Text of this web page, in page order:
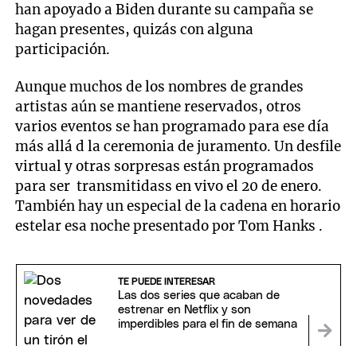
han apoyado a Biden durante su campaña se
hagan presentes, quizás con alguna
participación.
Aunque muchos de los nombres de grandes
artistas aún se mantiene reservados, otros
varios eventos se han programado para ese día
más allá d la ceremonia de juramento. Un desfile
virtual y otras sorpresas están programados
para ser transmitidass en vivo el 20 de enero.
También hay un especial de la cadena en horario
estelar esa noche presentado por Tom Hanks .
TE PUEDE INTERESAR
Las dos series que acaban de
estrenar en Netflix y son
imperdibles para el fin de semana